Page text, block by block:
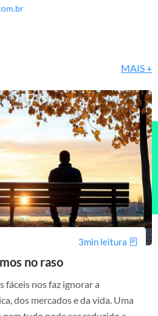
MAIS +
3min leitura
no raso
fáceis nos faz ignorar a
dos mercados e da vida. Uma